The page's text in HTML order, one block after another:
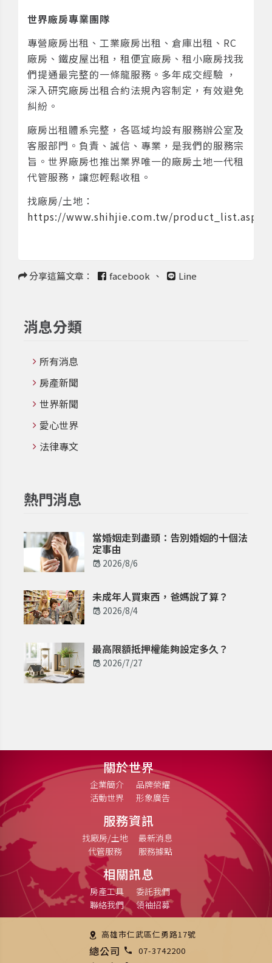
世界廠房專業團隊
專營廠房出租、工業廠房出租、倉庫出租、RC
廠房、鐵皮屋出租，租便宜廠房、租小廠房找我
們提通最完整的一條龍服務。多年成交經驗 ，
深入研究廠房出租合約法規內容制定，有效避免
糾紛。
廠房出租體系完整，各區域均設有服務辦公室及
客服部門。負責、誠信、專業，是我們的服務宗
旨。世界廠房也推出業界唯一的廠房土地一代租
代管服務，讓您輕鬆收租。
找廠房/土地：
https://www.shihjie.com.tw/product_list.asp
分享這篇文章： facebook 、 Line
消息分類
所有消息
房產新聞
世界新聞
愛心世界
法律專文
熱門消息
當婚姻走到盡頭：告別婚姻的十個法
定事由
2026/8/6
未成年人買東西，爸媽說了算？
2026/8/4
最高限額抵押權能夠設定多久？
2026/7/27
關於世界
企業簡介
品牌榮耀
活動世界
形象廣告
服務資訊
找廠房/土地
最新消息
代管服務
服務據點
相關訊息
房產工具
委託我們
聯絡我們
領袖招募
高雄市仁武區仁勇路17號
總公司 07-3742200